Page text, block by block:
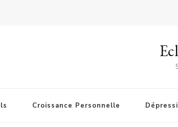
Croissance Personnelle